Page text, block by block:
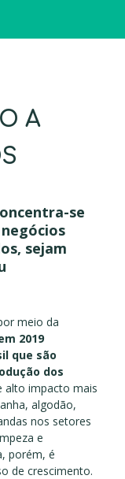
A
se
sejam
meio da
2019
que são
dos
alto impacto mais
algodão,
nos setores
e
porém, é
de crescimento.